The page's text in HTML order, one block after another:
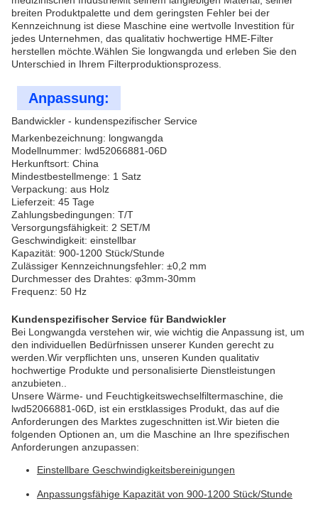
breiten Produktpalette und dem geringsten Fehler bei der
Kennzeichnung ist diese Maschine eine wertvolle Investition für
jedes Unternehmen, das qualitativ hochwertige HME-Filter
herstellen möchte.Wählen Sie longwangda und erleben Sie den
Unterschied in Ihrem Filterproduktionsprozess.
Anpassung:
Bandwickler - kundenspezifischer Service
Markenbezeichnung: longwangda
Modellnummer: lwd52066881-06D
Herkunftsort: China
Mindestbestellmenge: 1 Satz
Verpackung: aus Holz
Lieferzeit: 45 Tage
Zahlungsbedingungen: T/T
Versorgungsfähigkeit: 2 SET/M
Geschwindigkeit: einstellbar
Kapazität: 900-1200 Stück/Stunde
Zulässiger Kennzeichnungsfehler: ±0,2 mm
Durchmesser des Drahtes: φ3mm-30mm
Frequenz: 50 Hz
Kundenspezifischer Service für Bandwickler
Bei Longwangda verstehen wir, wie wichtig die Anpassung ist, um
den individuellen Bedürfnissen unserer Kunden gerecht zu
werden.Wir verpflichten uns, unseren Kunden qualitativ
hochwertige Produkte und personalisierte Dienstleistungen
anzubieten..
Unsere Wärme- und Feuchtigkeitswechselfiltermaschine, die
lwd52066881-06D, ist ein erstklassiges Produkt, das auf die
Anforderungen des Marktes zugeschnitten ist.Wir bieten die
folgenden Optionen an, um die Maschine an Ihre spezifischen
Anforderungen anzupassen:
Einstellbare Geschwindigkeitsbereinigungen
Anpassungsfähige Kapazität von 900-1200 Stück/Stunde